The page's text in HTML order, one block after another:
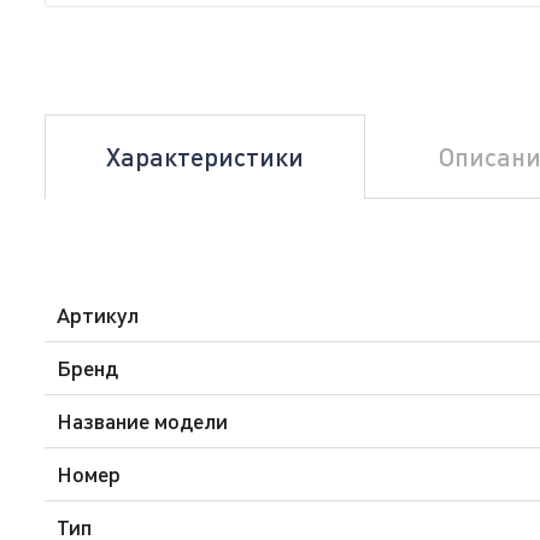
Характеристики
Артикул
Бренд
Название модели
Номер
Тип